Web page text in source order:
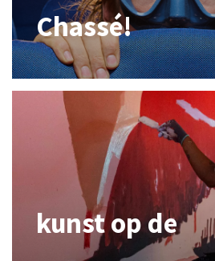
Chassé!
kunst op de